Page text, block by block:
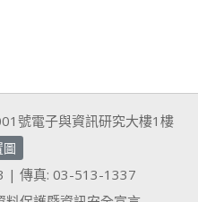
號電子與資訊研究大樓1樓
圖
| 傳真: 03-513-1337